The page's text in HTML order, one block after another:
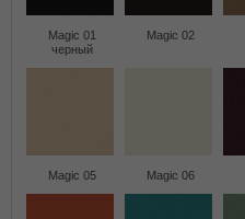
Magic 01
черный
Magic 02
Magic 05 Magic 06